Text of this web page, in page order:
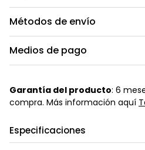
Métodos de envío
Medios de pago
Garantía del producto: 6
compra. Más información aquí
Especificaciones